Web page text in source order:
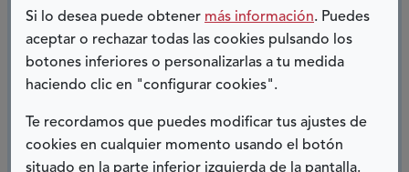
Si lo desea puede obtener más información. Puedes
aceptar o rechazar todas las cookies pulsando los
botones inferiores o personalizarlas a tu medida
haciendo clic en "configurar cookies".
Te recordamos que puedes modificar tus ajustes de
cookies en cualquier momento usando el botón
situado en la parte inferior izquierda de la pantalla.
afrontarlas, porquesomos mujeres con discapacidad
y, sobre todo, porque somos mujeres valientes por
encima de todo.
discapacidad que es valiente no tiene ninguna
dificultad.